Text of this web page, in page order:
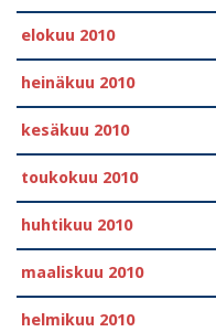
elokuu 2010
heinäkuu 2010
kesäkuu 2010
toukokuu 2010
huhtikuu 2010
maaliskuu 2010
helmikuu 2010